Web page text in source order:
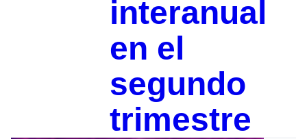
interanual
en el
segundo
trimestre